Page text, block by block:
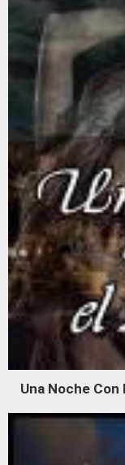
Una Noche Con